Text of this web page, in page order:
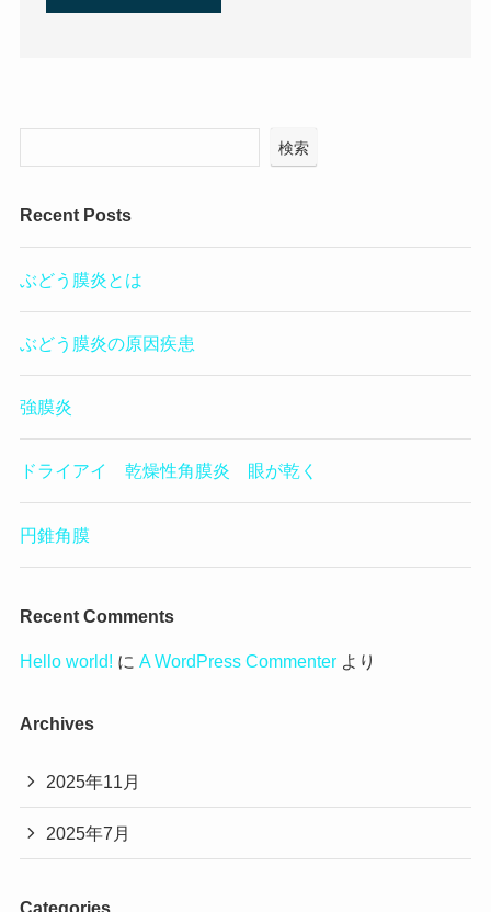
検索
Recent Posts
ぶどう膜炎とは
ぶどう膜炎の原因疾患
強膜炎
ドライアイ 乾燥性角膜炎 眼が乾く
円錐角膜
Recent Comments
Hello world! に A WordPress Commenterより
Archives
2025年11月
2025年7月
Categories